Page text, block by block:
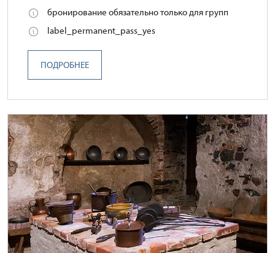
бронирование обязательно только для групп
label_permanent_pass_yes
ПОДРОБНЕЕ